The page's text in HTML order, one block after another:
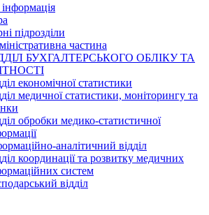
підрозділи
частина
БУХГАЛТЕРСЬКОГО ОБЛІКУ ТА
економічної статистики
медичної статистики, моніторингу та
обробки медико-статистичної
аналітичний відділ
координації та розвитку медичних
систем
відділ